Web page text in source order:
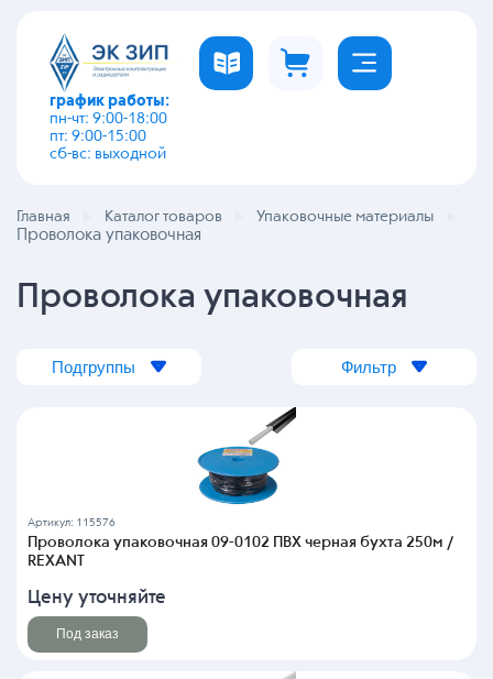
график работы:
пн-чт: 9:00-18:00
пт: 9:00-15:00
сб-вс: выходной
Главная Каталог товаров Упаковочные материалы
Проволока упаковочная
Проволока упаковочная
Подгруппы Фильтр
Артикул: 115576
Проволока упаковочная 09-0102 ПВХ черная бухта 250м /
REXANT
Цену уточняйте
Под заказ